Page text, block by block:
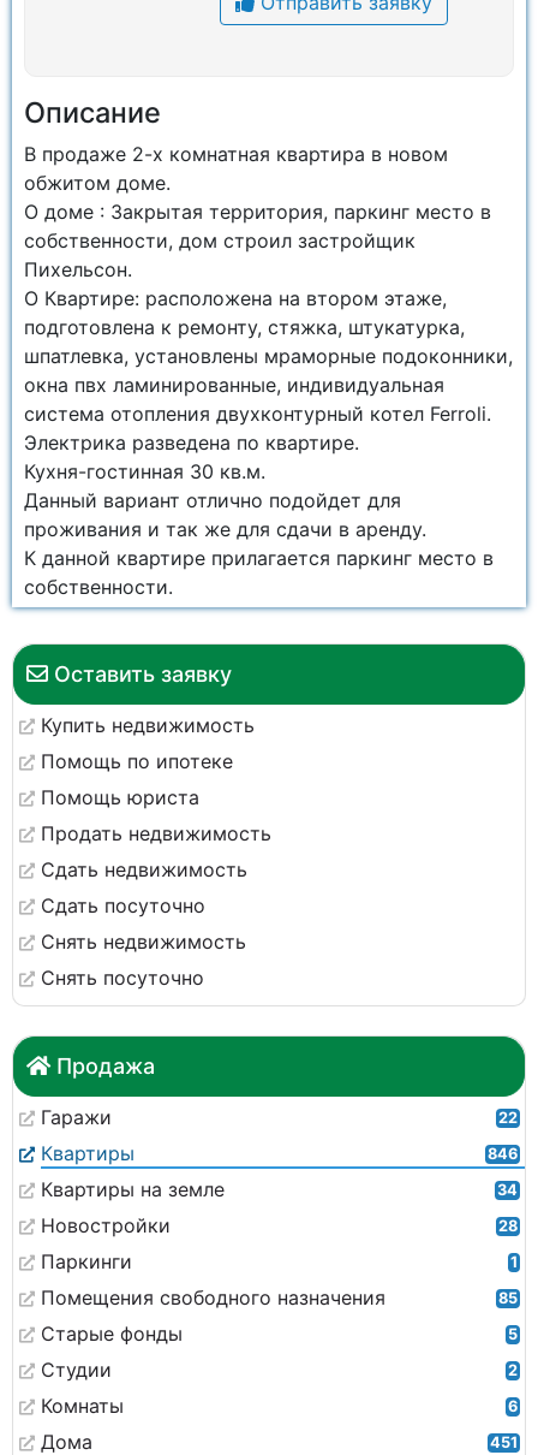
Оставить заявку
Купить недвижимость
Помощь по ипотеке
Помощь юриста
Продать недвижимость
Сдать недвижимость
Сдать посуточно
Снять недвижимость
Снять посуточно
Продажа
Гаражи 22
Квартиры 846
Квартиры на земле 34
Новостройки 28
Паркинги 1
Помещения свободного назначения 85
Старые фонды 5
Студии 2
Комнаты 6
Дома 451
Описание
В продаже 2-х комнатная квартира в новом
обжитом доме.
О доме : Закрытая территория, паркинг место в
собственности, дом строил застройщик
Пихельсон.
О Квартире: расположена на втором этаже,
подготовлена к ремонту, стяжка, штукатурка,
шпатлевка, установлены мраморные подоконники,
окна пвх ламинированные, индивидуальная
система отопления двухконтурный котел Ferroli.
Электрика разведена по квартире.
Кухня-гостинная 30 кв.м.
Данный вариант отлично подойдет для
проживания и так же для сдачи в аренду.
К данной квартире прилагается паркинг место в
собственности.